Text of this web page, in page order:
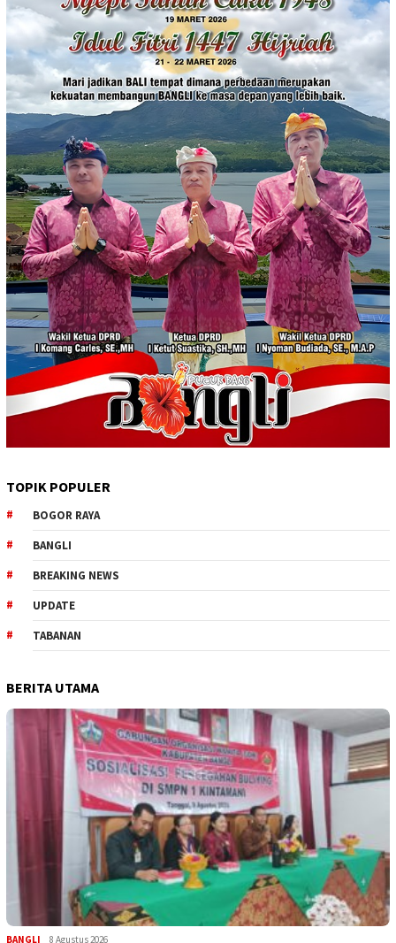
TOPIK POPULER
BOGOR RAYA
BANGLI
BREAKING NEWS
UPDATE
TABANAN
BERITA UTAMA
BANGLI 8 Agustus 2026